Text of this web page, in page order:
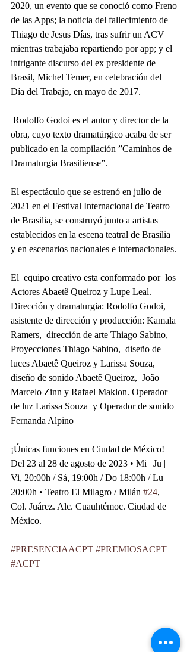
2020, un evento que se conoció como Freno
de las Apps; la noticia del fallecimiento de
Thiago de Jesus Días, tras sufrir un ACV
mientras trabajaba repartiendo por app; y el
intrigante discurso del ex presidente de
Brasil, Michel Temer, en celebración del
Día del Trabajo, en mayo de 2017.
obra, cuyo texto dramatúrgico acaba de ser
publicado en la compilación ”Caminhos de
Dramaturgia Brasiliense”.
El espectáculo que se estrenó en julio de
2021 en el Festival Internacional de Teatro
de Brasilia, se construyó junto a artistas
establecidos en la escena teatral de Brasilia
y en escenarios nacionales e internacionales.
El  equipo creativo esta conformado por  los
Actores Abaetê Queiroz y Lupe Leal.
Dirección y dramaturgia: Rodolfo Godoi,
asistente de dirección y producción: Kamala
Ramers,  dirección de arte Thiago Sabino,
Proyecciones Thiago Sabino,  diseño de
luces Abaetê Queiroz y Larissa Souza,
diseño de sonido Abaetê Queiroz,  João
Marcelo Zinn y Rafael Maklon. Operador
de luz Larissa Souza  y Operador de sonido
Fernanda Alpino
¡Únicas funciones en Ciudad de México!
Del 23 al 28 de agosto de 2023 • Mi | Ju |
Vi, 20:00h / Sá, 19:00h / Do 18:00h / Lu
20:00h • Teatro El Milagro / Milán #24,
Col. Juárez. Alc. Cuauhtémoc. Ciudad de
México.
#PRESENCIAACPT #PREMIOSACPT
#ACPT